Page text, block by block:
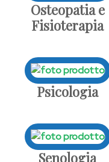
Osteopatia e
Fisioterapia
Psicologia
Senologia